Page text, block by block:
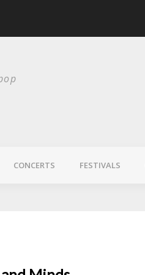
CONCERTS FESTIVALS